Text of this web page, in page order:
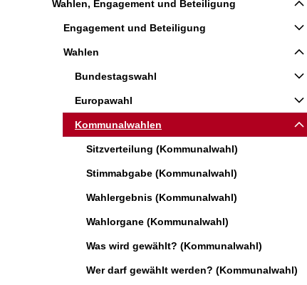
Wahlen, Engagement und Beteiligung
Engagement und Beteiligung
Wahlen
Bundestagswahl
Europawahl
Kommunalwahlen
Sitzverteilung (Kommunalwahl)
Stimmabgabe (Kommunalwahl)
Wahlergebnis (Kommunalwahl)
Wahlorgane (Kommunalwahl)
Was wird gewählt? (Kommunalwahl)
Wer darf gewählt werden? (Kommunalwahl)